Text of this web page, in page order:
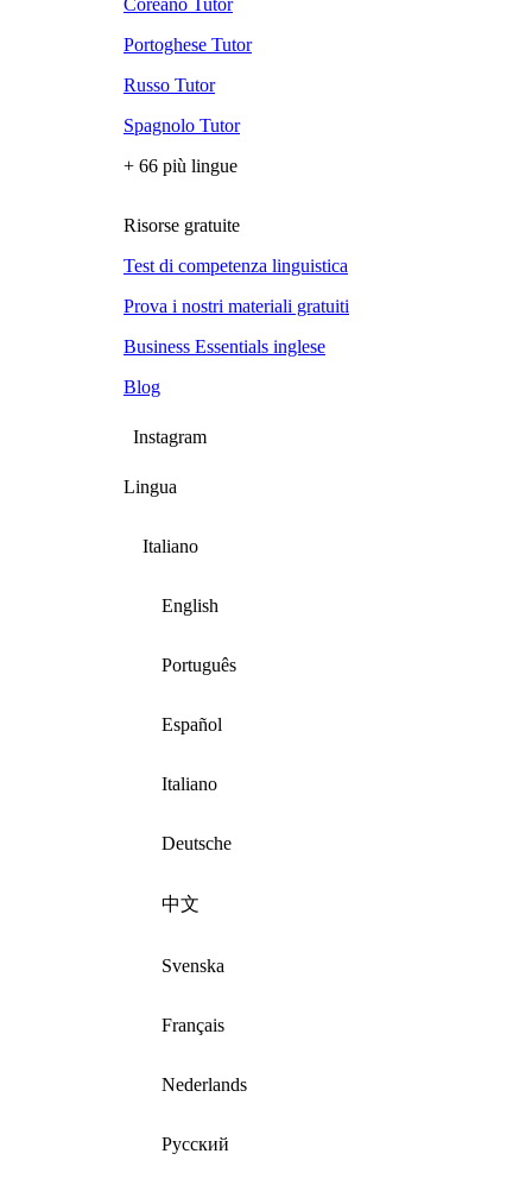
Coreano Tutor
Portoghese Tutor
Russo Tutor
Spagnolo Tutor
+ 66 più lingue
Risorse gratuite
Test di competenza linguistica
Prova i nostri materiali gratuiti
Business Essentials inglese
Blog
Instagram
Lingua
Italiano
English
Português
Español
Italiano
Deutsche
中文
Svenska
Français
Nederlands
Русский